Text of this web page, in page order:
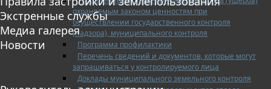
охраняемым законом ценностям при
осуществлении государственного контроля
(надзора), муниципального контроля
Программа профилактики
Перечень сведений и документов, которые могут
запрашиваться у контролируемого лица
Доклады муниципального земельного контроля
Экстренные службы
Медиа галерея
Новости